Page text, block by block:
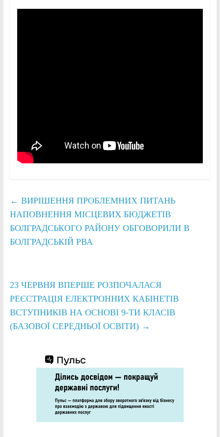
← ВИРІШЕННЯ ПРОБЛЕМНИХ ПИТАНЬ
НАПОВНЕННЯ МІСЦЕВИХ БЮДЖЕТІВ
БОЛГРАДСЬКОГО РАЙОНУ ОБГОВОРИЛИ В
БОЛГРАДСЬКІЙ РВА
23 ЧЕРВНЯ ВПЕРШЕ РОЗПОЧАЛАСЯ
РЕЄСТРАЦІЯ ЕЛЕКТРОННИХ КАБІНЕТІВ
ВСТУПНИКІВ НА ОСНОВІ 9-ТИ КЛАСІВ
(БАЗОВОЇ СЕРЕДНЬОЇ ОСВІТИ) →